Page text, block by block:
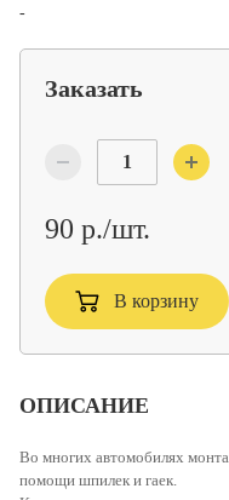
-
Заказать
90 р./шт.
В корзину
ОПИСАНИЕ
Во многих автомобилях
помощи шпилек и гаек.